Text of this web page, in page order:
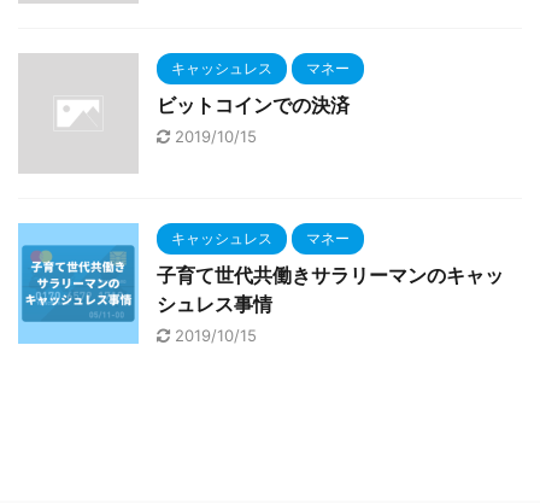
キャッシュレス マネー
ビットコインでの決済
2019/10/15
キャッシュレス マネー
子育て世代共働きサラリーマンのキャッ
シュレス事情
2019/10/15